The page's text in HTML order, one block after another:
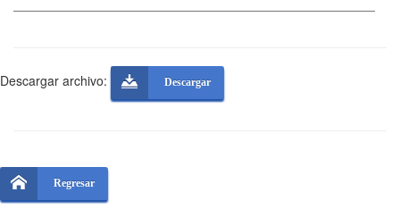
Descargar archivo: Descargar
Regresar